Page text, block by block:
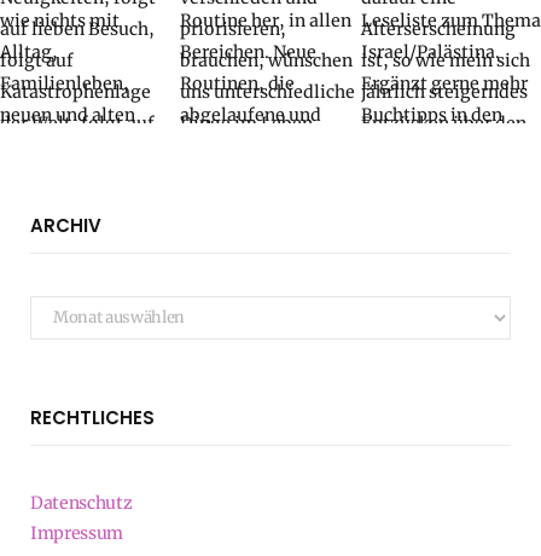
ARCHIV
Archiv
RECHTLICHES
Datenschutz
Impressum